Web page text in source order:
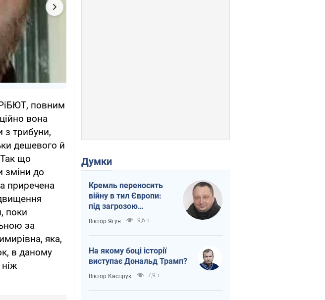
повним
вона
з трибуни,
дешевого й
що
зміни до
приречена
поки
за
яка,
в даному
Думки
Кремль переносить
війну в тил Європи:
під загрозою
критична логістика
Віктор Ягун 9,6 т.
На якому боці історії
виступає Дональд Трамп?
Віктор Каспрук 7,9 т.